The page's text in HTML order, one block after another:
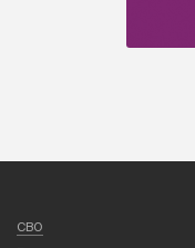
СВО